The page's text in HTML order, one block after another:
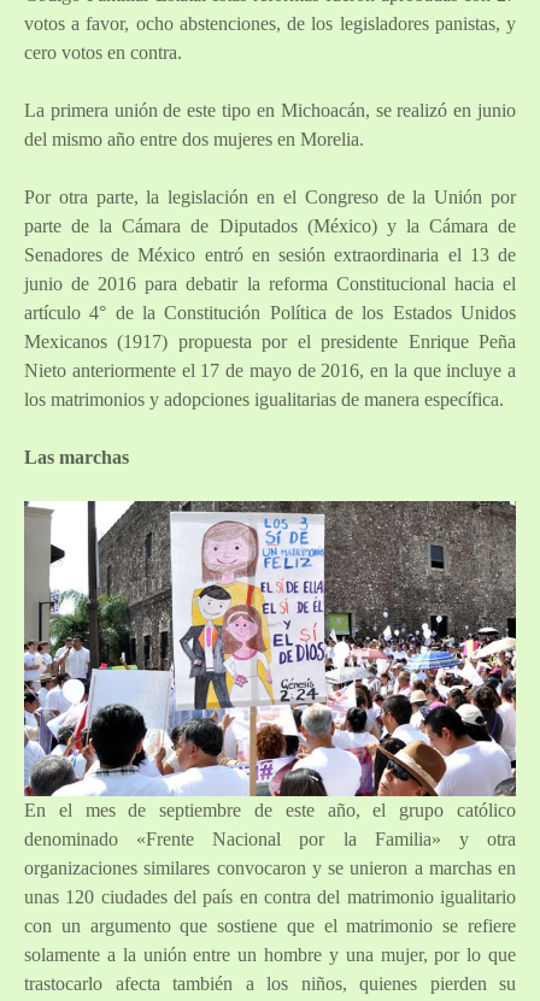
votos a favor, ocho abstenciones, de los legisladores panistas, y
cero votos en contra.
La primera unión de este tipo en Michoacán, se realizó en junio
del mismo año entre dos mujeres en Morelia.
Por otra parte, la legislación en el Congreso de la Unión por
parte de la Cámara de Diputados (México) y la Cámara de
Senadores de México entró en sesión extraordinaria el 13 de
junio de 2016 para debatir la reforma Constitucional hacia el
artículo 4° de la Constitución Política de los Estados Unidos
Mexicanos (1917) propuesta por el presidente Enrique Peña
Nieto anteriormente el 17 de mayo de 2016, en la que incluye a
los matrimonios y adopciones igualitarias de manera específica.
Las marchas
En el mes de septiembre de este año, el grupo católico
denominado «Frente Nacional por la Familia» y otra
organizaciones similares convocaron y se unieron a marchas en
unas 120 ciudades del país en contra del matrimonio igualitario
con un argumento que sostiene que el matrimonio se refiere
solamente a la unión entre un hombre y una mujer, por lo que
trastocarlo afecta también a los niños, quienes pierden su